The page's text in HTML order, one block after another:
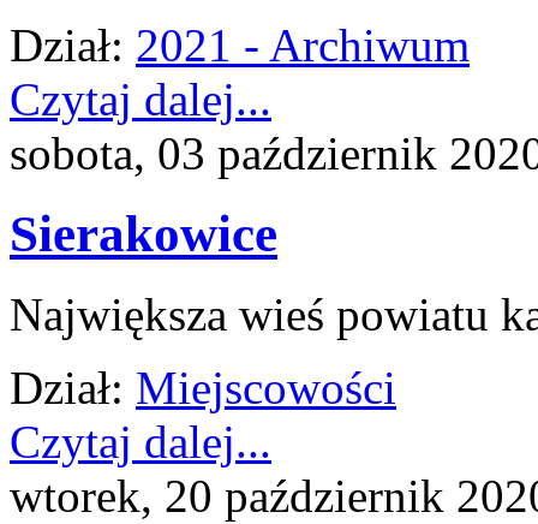
Dział: 2021 - Archiwum
Czytaj dalej...
sobota, 03 październik
Sierakowice
Największa wieś powiatu
Dział: Miejscowości
Czytaj dalej...
wtorek, 20 październik